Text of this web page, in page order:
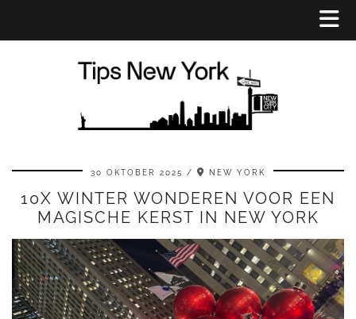
30 OKTOBER 2025 NEW YORK
10X WINTER WONDEREN VOOR EEN
MAGISCHE KERST IN NEW YORK